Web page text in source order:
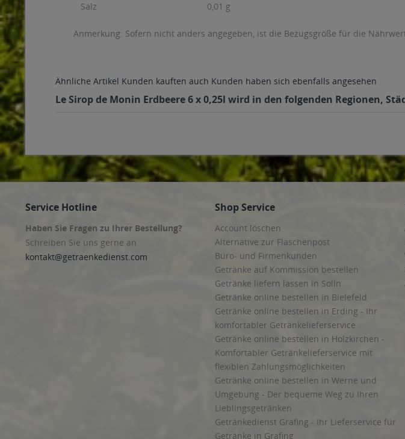
Salz
0,01 g
Anmerkung: Sofern nicht anders angegeben, ist die Bezugsgröße für die
Ähnliche Artikel Kunden kauften auch Kunden haben sich ebenfalls angesehen
Le Sirop de Monin Erdbeere 6 x 0,25l wird in den folgenden Regionen,
Service Hotline
Haben Sie Fragen zu Ihrer Bestellung?
Schreiben Sie uns gerne an
kontakt@getraenkedienst.com
Shop Service
Account löschen
Alternative zur Flaschenpost
Büro- und Firmenkunden
Getränke auf Kommission bestellen
Getränke liefern lassen in Solln
Getränke online bestellen in Bielefeld
Getränke online bestellen in Erding - Ihr
komfortabler Getränkelieferservice
Getränke online bestellen in Holzkirchen -
Komfortabler Getränkelieferservice mit
flexiblen Zahlungsmöglichkeiten
Getränke online bestellen in Werne und
Umgebung - Der bequeme Weg zu Ihren
Lieblingsgetränken
Getränkedienst Grafing - Ihr Lieferservice für
Getränke in Grafing